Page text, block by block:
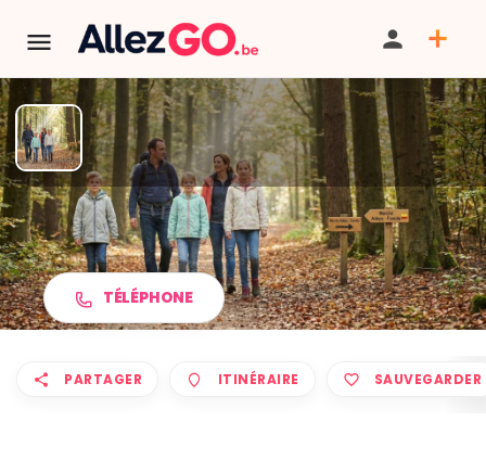
Marche ADEPS à LA LOUVIÈRE
TÉLÉPHONE
PARTAGER ITINÉRAIRE SAUVEGARDER